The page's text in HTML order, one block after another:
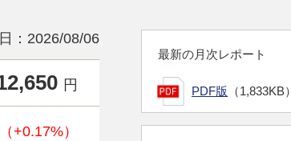
：2026/08/06
円
+0.17%）
最新の月次レポート
PDF版 （1,833KB）